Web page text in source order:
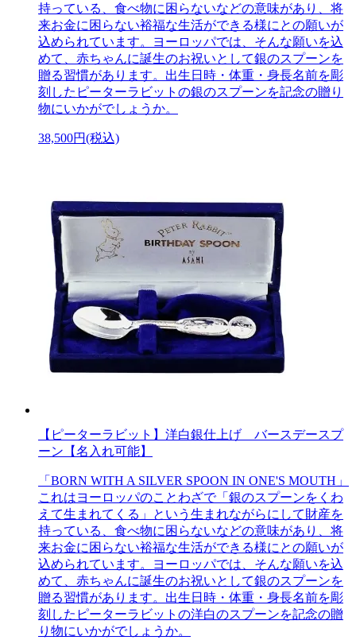
持っている、食べ物に困らないなどの意味があり、将
来お金に困らない裕福な生活ができる様にとの願いが
込められています。ヨーロッパでは、そんな願いを込
めて、赤ちゃんに誕生のお祝いとして銀のスプーンを
贈る習慣があります。出生日時・体重・身長名前を彫
刻したピーターラビットの銀のスプーンを記念の贈り
物にいかがでしょうか。
38,500円(税込)
【ピーターラビット】洋白銀仕上げ バースデースプ
ーン【名入れ可能】
「BORN WITH A SILVER SPOON IN ONE'S MOUTH」
これはヨーロッパのことわざで「銀のスプーンをくわ
えて生まれてくる」という生まれながらにして財産を
持っている、食べ物に困らないなどの意味があり、将
来お金に困らない裕福な生活ができる様にとの願いが
込められています。ヨーロッパでは、そんな願いを込
めて、赤ちゃんに誕生のお祝いとして銀のスプーンを
贈る習慣があります。出生日時・体重・身長名前を彫
刻したピーターラビットの洋白のスプーンを記念の贈
り物にいかがでしょうか。